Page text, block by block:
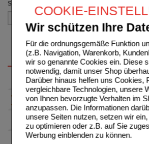
COOKIE-
Wir schützen Ihre
Für die ordnungsgemäße Funktion
(z.B. Navigation, Warenkorb,
wir so genannte Cookies ein. Diese
notwendig, damit unser Shop
Darüber hinaus helfen uns Cookies,
vergleichbare Technologien, unsere
von Ihnen bevorzugte Verhalten im
anzupassen. Die Informationen
unsere Seiten nutzen, setzen wir
zu optimieren oder z.B. auf Sie
Werbung einblenden zu können.
Sortieren nach